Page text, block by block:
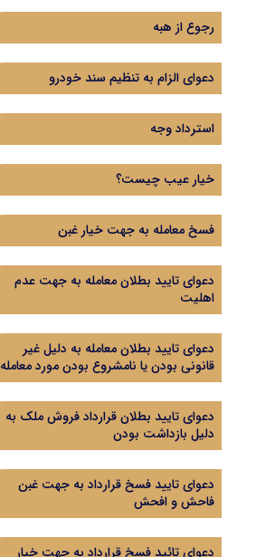
رجوع از هبه
دعوای الزام به تنظیم سند خودرو
استرداد وجه
خیار عیب چیست؟
فسخ معامله به جهت خیار غبن
دعوای تایید بطلان معامله به جهت عدم
اهلیت
دعوای تایید بطلان معامله به دلیل غیر
قانونی بودن یا نامشروع بودن مورد معامله
دعوای تایید بطلان قرارداد فروش ملک به
دلیل بازداشت بودن
دعوای تایید فسخ قرارداد به جهت غبن
فاحش و افحش
دعوای تائید فسخ قرارداد به جهت خیار